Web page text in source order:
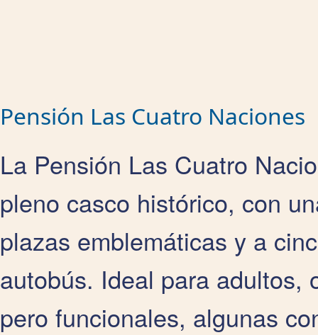
Pensión Las Cuatro Naciones
La Pensión Las Cuatro
pleno casco histórico, con
plazas emblemáticas y a
autobús. Ideal para adultos,
pero funcionales, algunas